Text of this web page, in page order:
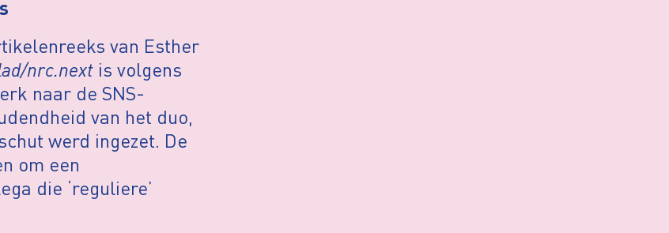
van Esther
nrc.next is volgens
naar de SNS-
van het duo,
werd ingezet. De
om een
die ‘reguliere’